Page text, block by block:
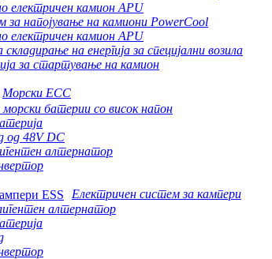
електричен камион APU
за напојување на камиони PowerCool
електричен камион APU
на енергија за специјални возила
за стартување на камион
Морски ЕСС
батерии со висок напон
од 48V DC
алтернатор
Електричен систем за кампери
алтернатор